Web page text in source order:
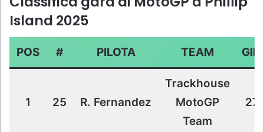
Island 2025
POS # PILOTA TEAM GIRI
1 25 R. Fernandez
Trackhouse
MotoGP
Team
27